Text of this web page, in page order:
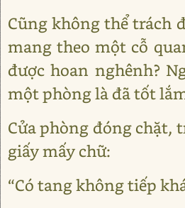
Cũng không thể trách
mang theo một cỗ
được hoan nghênh?
một phòng là đã tốt
Cửa phòng đóng chặt,
giấy mấy chữ:
“Có tang không tiếp